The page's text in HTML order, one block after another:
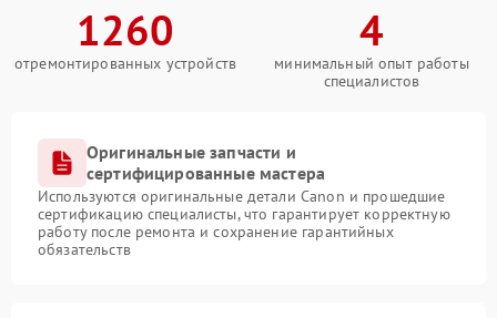
1260
отремонтированных устройств
4
минимальный опыт работы
специалистов
Оригинальные запчасти и
сертифицированные мастера
Используются оригинальные детали Canon и прошедшие
сертификацию специалисты, что гарантирует корректную
работу после ремонта и сохранение гарантийных
обязательств